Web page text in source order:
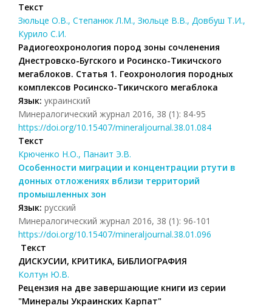
Текст
Зюльце О.В., Степанюк Л.М., Зюльце В.В., Довбуш Т.И.,
Курило С.И.
Радиогеохронология пород зоны сочленения
Днестровско-Бугского и Росинско-Тикичского
мегаблоков. Статья 1. Геохронология породных
комплексов Росинско-Тикичского мегаблока
Язык: украинский
Минералогический журнал 2016, 38 (1): 84-95
https://doi.org/10.15407/mineraljournal.38.01.084
Текст
Крюченко Н.О., Панаит Э.В.
Особенности миграции и концентрации ртути в
донных отложениях вблизи территорий
промышленных зон
Язык: русский
Минералогический журнал 2016, 38 (1): 96-101
https://doi.org/10.15407/mineraljournal.38.01.096
Текст
ДИСКУСИИ, КРИТИКА, БИБЛИОГРАФИЯ
Колтун Ю.В.
Рецензия на две завершающие книги из серии
"Минералы Украинских Карпат"